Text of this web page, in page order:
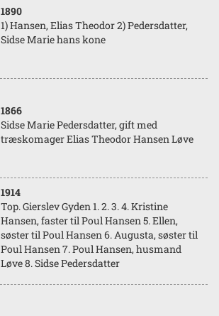
1890
1) Hansen, Elias Theodor 2) Pedersdatter,
Sidse Marie hans kone
1866
Sidse Marie Pedersdatter, gift med
træskomager Elias Theodor Hansen Løve
1914
Top. Gierslev Gyden 1. 2. 3. 4. Kristine
Hansen, faster til Poul Hansen 5. Ellen,
søster til Poul Hansen 6. Augusta, søster til
Poul Hansen 7. Poul Hansen, husmand
Løve 8. Sidse Pedersdatter